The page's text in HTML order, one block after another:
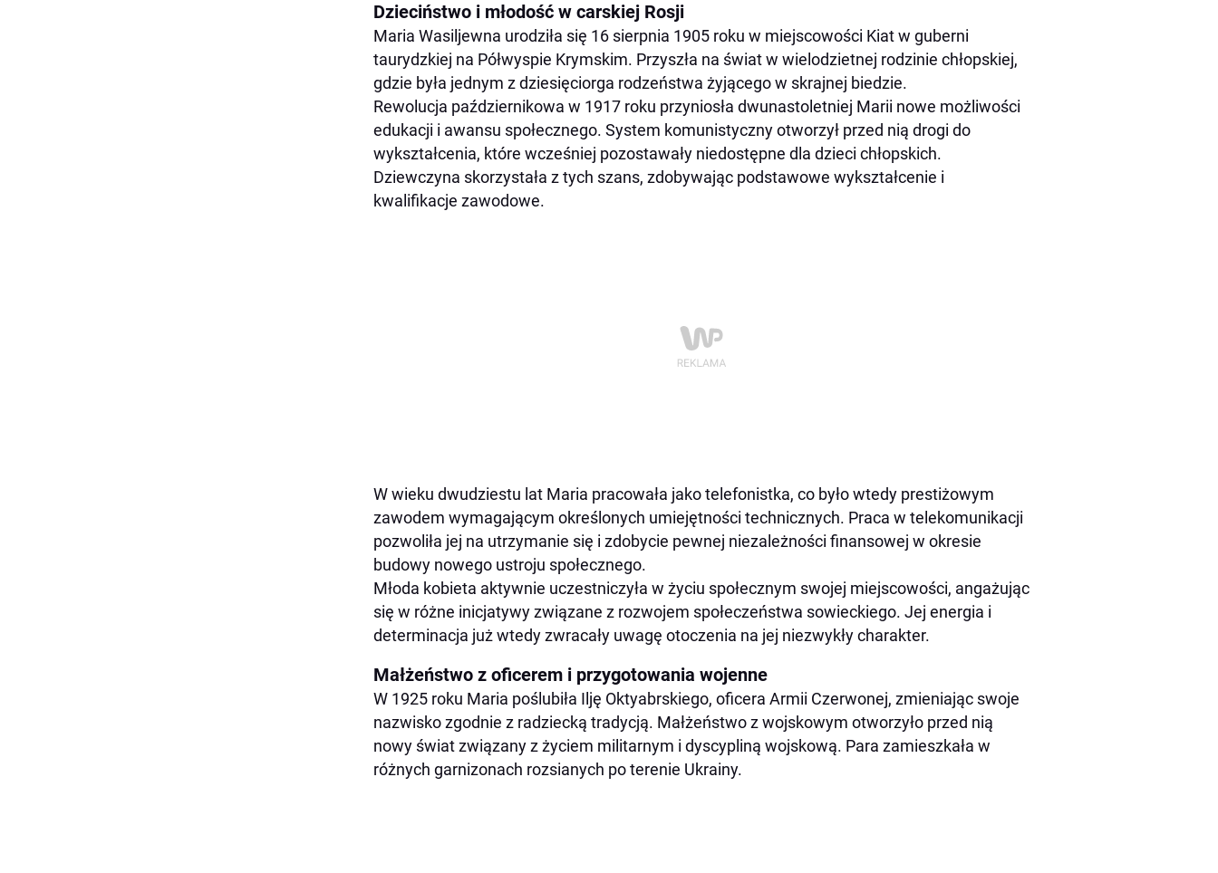
Dzieciństwo i młodość w carskiej Rosji
Maria Wasiljewna urodziła się 16 sierpnia 1905 roku w miejscowości Kiat w guberni
taurydzkiej na Półwyspie Krymskim. Przyszła na świat w wielodzietnej rodzinie chłopskiej,
gdzie była jednym z dziesięciorga rodzeństwa żyjącego w skrajnej biedzie.
Rewolucja październikowa w 1917 roku przyniosła dwunastoletniej Marii nowe możliwości
edukacji i awansu społecznego. System komunistyczny otworzył przed nią drogi do
wykształcenia, które wcześniej pozostawały niedostępne dla dzieci chłopskich.
Dziewczyna skorzystała z tych szans, zdobywając podstawowe wykształcenie i
kwalifikacje zawodowe.
W wieku dwudziestu lat Maria pracowała jako telefonistka, co było wtedy prestiżowym
zawodem wymagającym określonych umiejętności technicznych. Praca w telekomunikacji
pozwoliła jej na utrzymanie się i zdobycie pewnej niezależności finansowej w okresie
budowy nowego ustroju społecznego.
Młoda kobieta aktywnie uczestniczyła w życiu społecznym swojej miejscowości, angażując
się w różne inicjatywy związane z rozwojem społeczeństwa sowieckiego. Jej energia i
determinacja już wtedy zwracały uwagę otoczenia na jej niezwykły charakter.
Małżeństwo z oficerem i przygotowania wojenne
W 1925 roku Maria poślubiła Ilję Oktyabrskiego, oficera Armii Czerwonej, zmieniając swoje
nazwisko zgodnie z radziecką tradycją. Małżeństwo z wojskowym otworzyło przed nią
nowy świat związany z życiem militarnym i dyscypliną wojskową. Para zamieszkała w
różnych garnizonach rozsianych po terenie Ukrainy.